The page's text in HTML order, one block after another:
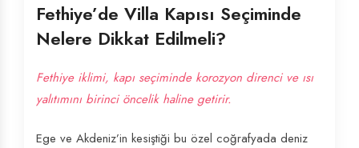
Fethiye’de Villa Kapısı Seçiminde
Nelere Dikkat Edilmeli?
Fethiye iklimi, kapı seçiminde korozyon direnci ve ısı
yalıtımını birinci öncelik haline getirir.
Ege ve Akdeniz’in kesiştiği bu özel coğrafyada deniz